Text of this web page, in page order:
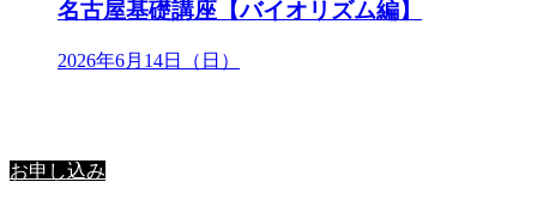
名古屋基礎講座【バイオリズム編】
2026年6月14日（日）
お申し込み